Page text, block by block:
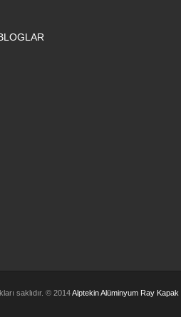
saklıdır. © 2014Alptekin Alüminyum Ray Kapak